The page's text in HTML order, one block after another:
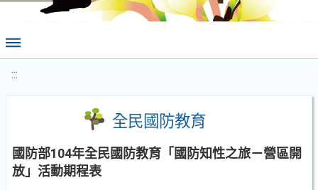
:::
全民國防教育
國防部104年全民國防教育「國防知性之旅－營區開
放」活動期程表